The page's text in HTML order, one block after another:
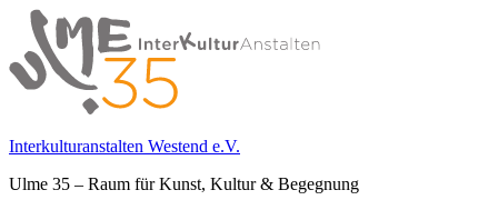
Springe
zum
Inhalt
Interkulturanstalten Westend e.V.
Ulme 35 – Raum für Kunst, Kultur & Begegnung